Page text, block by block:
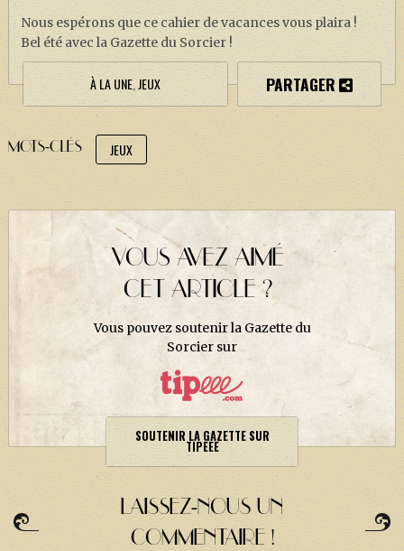
Nous espérons que ce cahier de vacances vous plaira !
Bel été avec la Gazette du Sorcier !
À LA UNE,JEUX PARTAGER
MOTS-CLÉS JEUX
VOUS AVEZ AIMÉ
CET ARTICLE ?
Vous pouvez soutenir la Gazette du
Sorcier sur
SOUTENIR LA GAZETTE SUR
TIPEEE
LAISSEZ-NOUS UN
COMMENTAIRE !